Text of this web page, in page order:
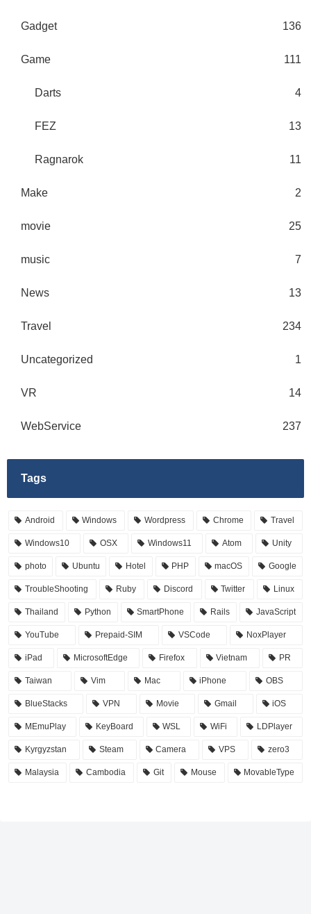
Gadget 136
Game 111
Darts 4
FEZ 13
Ragnarok 11
Make 2
movie 25
music 7
News 13
Travel 234
Uncategorized 1
VR 14
WebService 237
Tags
Android Windows Wordpress Chrome Travel
Windows10 OSX Windows11 Atom Unity
photo Ubuntu Hotel PHP macOS Google
TroubleShooting Ruby Discord Twitter Linux
Thailand Python SmartPhone Rails JavaScript
YouTube Prepaid-SIM VSCode NoxPlayer
iPad MicrosoftEdge Firefox Vietnam PR
Taiwan Vim Mac iPhone OBS
BlueStacks VPN Movie Gmail iOS
MEmuPlay KeyBoard WSL WiFi LDPlayer
Kyrgyzstan Steam Camera VPS zero3
Malaysia Cambodia Git Mouse MovableType